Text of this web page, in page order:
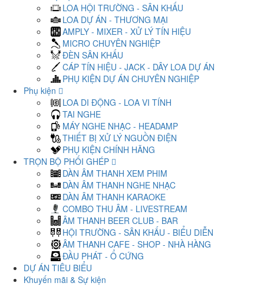
LOA HỘI TRƯỜNG - SÂN KHẤU
LOA DỰ ÁN - THƯƠNG MẠI
AMPLY - MIXER - XỬ LÝ TÍN HIỆU
MICRO CHUYÊN NGHIỆP
ĐÈN SÂN KHẤU
CÁP TÍN HIỆU - JACK - DÂY LOA DỰ ÁN
PHỤ KIỆN DỰ ÁN CHUYÊN NGHIỆP
Phụ kiện
LOA DI ĐỘNG - LOA VI TÍNH
TAI NGHE
MÁY NGHE NHẠC - HEADAMP
THIẾT BỊ XỬ LÝ NGUỒN ĐIỆN
PHỤ KIỆN CHÍNH HÃNG
TRỌN BỘ PHỐI GHÉP
DÀN ÂM THANH XEM PHIM
DÀN ÂM THANH NGHE NHẠC
DÀN ÂM THANH KARAOKE
COMBO THU ÂM - LIVESTREAM
ÂM THANH BEER CLUB - BAR
HỘI TRƯỜNG - SÂN KHẤU - BIỂU DIỄN
ÂM THANH CAFE - SHOP - NHÀ HÀNG
ĐẦU PHÁT - Ổ CỨNG
DỰ ÁN TIÊU BIỂU
Khuyến mãi & Sự kiện